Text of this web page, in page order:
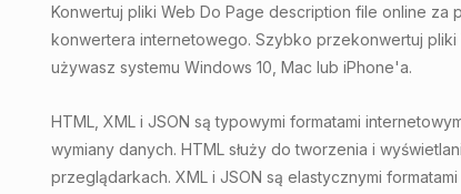
Konwertuj pliki Web Do Page description file online za
konwertera internetowego. Szybko przekonwertuj
używasz systemu Windows 10, Mac lub iPhone'a.
HTML, XML i JSON są typowymi formatami
wymiany danych. HTML służy do tworzenia i
przeglądarkach. XML i JSON są elastycznymi